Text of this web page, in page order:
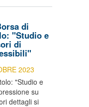
di
"Studio e
di
2023
"Studio e
su
dettagli si